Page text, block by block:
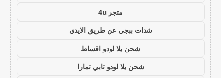
متجر 4u
شدات ببجي عن طريق الايدي
شحن يلا لودو اقساط
شحن يلا لودو تابي تمارا